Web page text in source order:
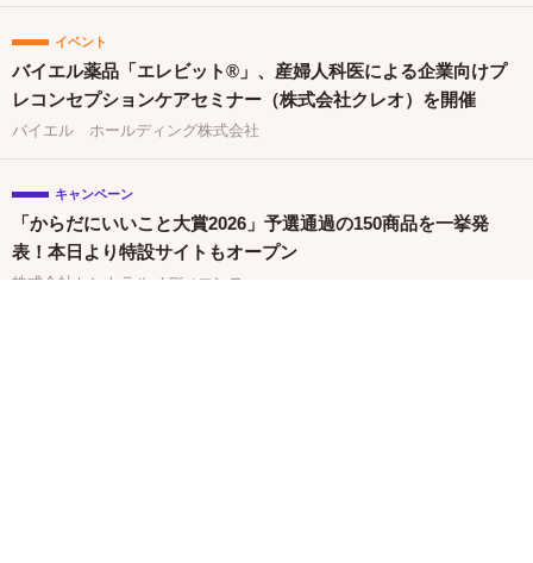
イベント
バイエル薬品「エレビット®」、産婦人科医による企業向けプ
レコンセプションケアセミナー（株式会社クレオ）を開催
バイエル ホールディング株式会社
キャンペーン
「からだにいいこと大賞2026」予選通過の150商品を一挙発
表！本日より特設サイトもオープン
株式会社セントラルメディエンス